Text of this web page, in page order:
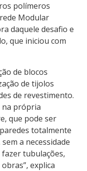
polímeros
Modular
daquele desafio e
que iniciou com
de blocos
de tijolos
de revestimento.
na própria
que pode ser
totalmente
a necessidade
tubulações,
explica